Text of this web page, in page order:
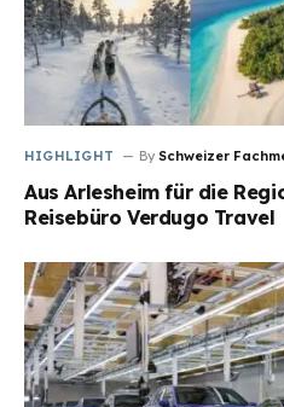
HIGHLIGHT By Schweizer
Aus Arlesheim für die
Reisebüro Verdugo Travel